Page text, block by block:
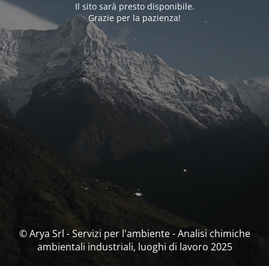
Il sito sarà presto disponibile.
Grazie per la pazienza!
© Arya Srl - Servizi per l'ambiente - Analisi chimiche
ambientali industriali, luoghi di lavoro 2025